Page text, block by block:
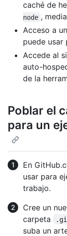
caché de
node ,
Acceso a
puede usar
Accede al
auto-
de la
Poblar el
para un
En
usar para
trabajo.
Cree un
carpeta
suba un